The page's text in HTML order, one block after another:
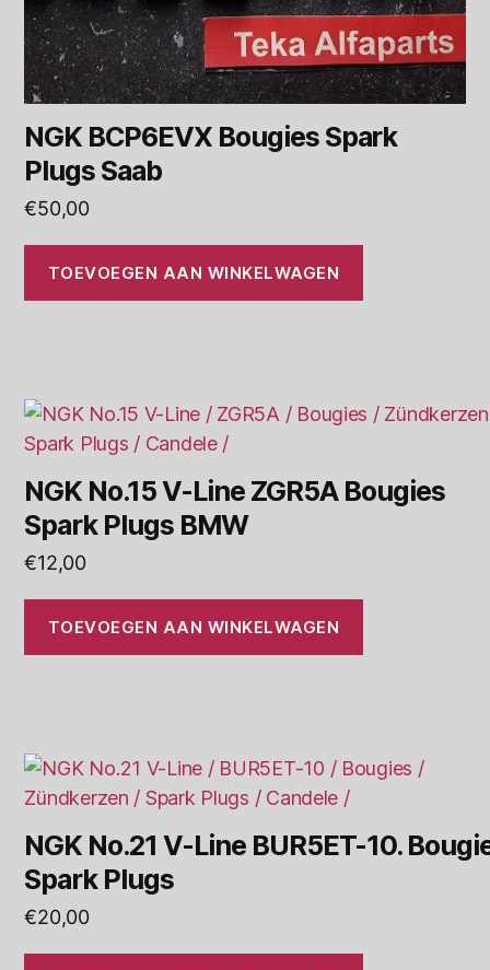
NGK BCP6EVX Bougies Spark
Plugs Saab
€50,00
TOEVOEGEN AAN WINKELWAGEN
NGK No.15 V-Line ZGR5A Bougies
Spark Plugs BMW
€12,00
TOEVOEGEN AAN WINKELWAGEN
NGK No.21 V-Line BUR5ET-10.
Spark Plugs
€20,00